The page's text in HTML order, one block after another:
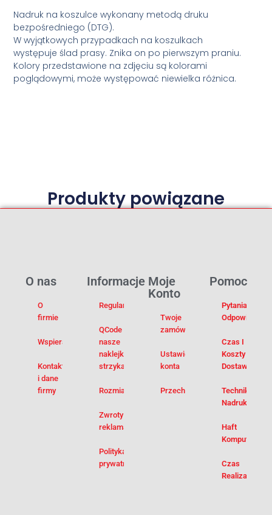
Nadruk na koszulce wykonany metodą druku
bezpośredniego (DTG).
W wyjątkowych przypadkach na koszulkach
występuje ślad prasy. Znika on po pierwszym praniu.
Kolory przedstawione na zdjęciu są kolorami
poglądowymi, może występować niewielka różnica.
Produkty powiązane
Pomoc
Pytania I
Odpowiedzi
Czas I
Koszty
Dostawy
Techniki
Nadruku
Haft
Komputerowy
Czas
Realizacji
Moje
Konto
Twoje
zamówienia
Ustawienia
konta
Przechowalnia
Informacje
Regulamin
QCode –
nasze
naklejki na
strzykawki
Rozmiarówka
Zwroty i
reklamacje
Polityka
prywatności
O nas
O
firmie
Wspieramy
Kontakt
i dane
firmy